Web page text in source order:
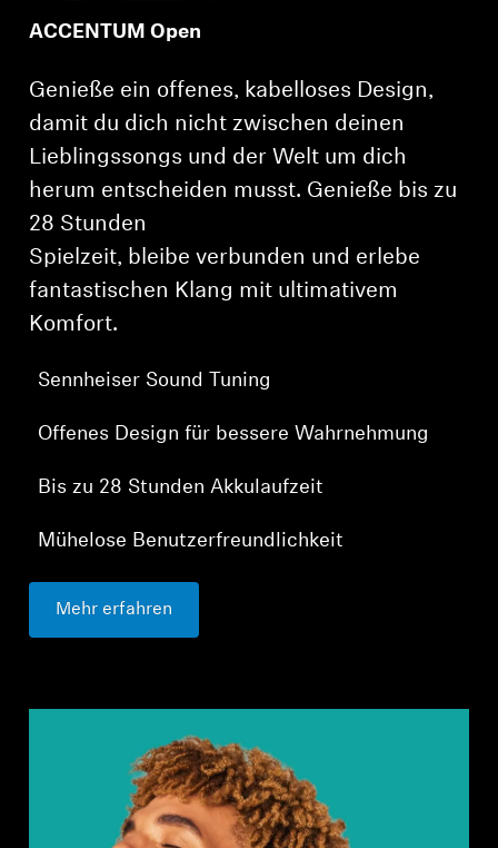
ACCENTUM Open
Genieße ein offenes, kabelloses Design,
damit du dich nicht zwischen deinen
Lieblingssongs und der Welt um dich
herum entscheiden musst. Genieße bis zu
28 Stunden
Spielzeit, bleibe verbunden und erlebe
fantastischen Klang mit ultimativem
Komfort.
Sennheiser Sound Tuning
Offenes Design für bessere Wahrnehmung
Bis zu 28 Stunden Akkulaufzeit
Mühelose Benutzerfreundlichkeit
Mehr erfahren